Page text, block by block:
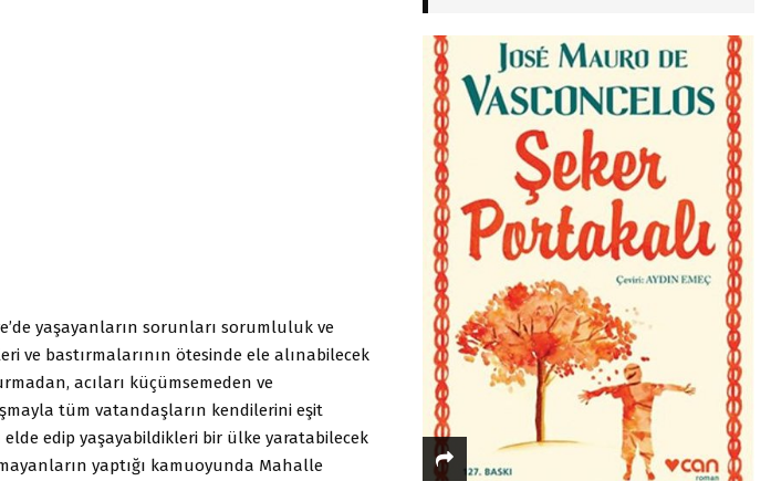
yaşayanların sorunları sorumluluk ve
ve bastırmalarının ötesinde ele alınabilecek
acıları küçümsemeden ve
tüm vatandaşların kendilerini eşit
edip yaşayabildikleri bir ülke yaratabilecek
yaptığı kamuoyunda Mahalle